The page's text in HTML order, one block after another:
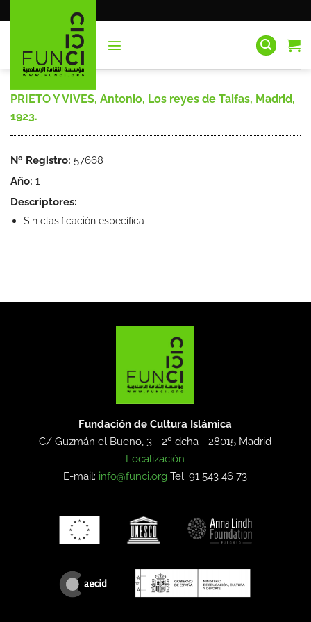
al
PRIETO Y VIVES, Antonio, Los reyes de Taifas, Madrid,
1923.
Nº Registro: 57668
Año: 1
Descriptores:
Sin clasificación específica
Fundación de Cultura Islámica
C/ Guzmán el Bueno, 3 - 2º dcha -28015 Madrid
Localización
E-mail: info@funci.org Tel: 91 543 46 73